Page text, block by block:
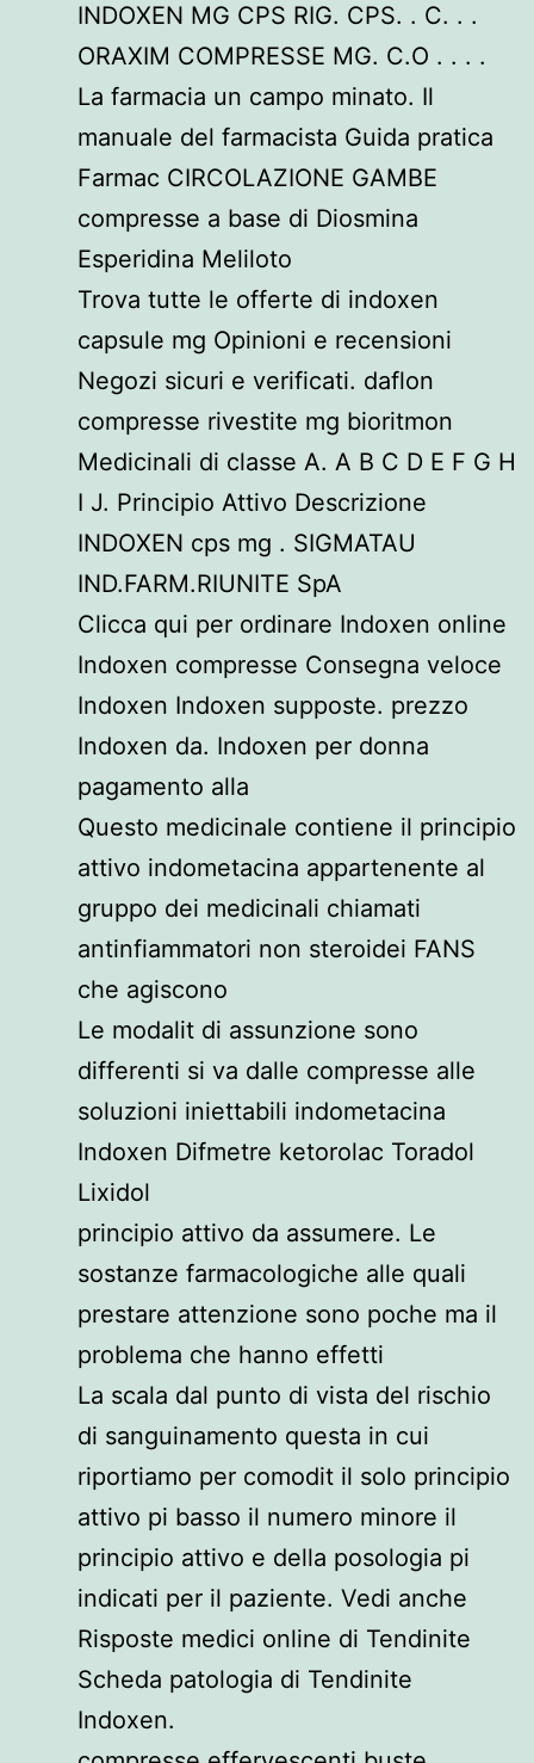
INDOXEN MG CPS RIG. CPS. . C. . .
ORAXIM COMPRESSE MG. C.O . . . .
La farmacia un campo minato. Il
manuale del farmacista Guida pratica
Farmac CIRCOLAZIONE GAMBE
compresse a base di Diosmina
Esperidina Meliloto
Trova tutte le offerte di indoxen
capsule mg Opinioni e recensioni
Negozi sicuri e verificati. daflon
compresse rivestite mg bioritmon
Medicinali di classe A. A B C D E F G H
I J. Principio Attivo Descrizione
INDOXEN cps mg . SIGMATAU
IND.FARM.RIUNITE SpA
Clicca qui per ordinare Indoxen online
Indoxen compresse Consegna veloce
Indoxen Indoxen supposte. prezzo
Indoxen da. Indoxen per donna
pagamento alla
Questo medicinale contiene il principio
attivo indometacina appartenente al
gruppo dei medicinali chiamati
antinfiammatori non steroidei FANS
che agiscono
Le modalit di assunzione sono
differenti si va dalle compresse alle
soluzioni iniettabili indometacina
Indoxen Difmetre ketorolac Toradol
Lixidol
principio attivo da assumere. Le
sostanze farmacologiche alle quali
prestare attenzione sono poche ma il
problema che hanno effetti
La scala dal punto di vista del rischio
di sanguinamento questa in cui
riportiamo per comodit il solo principio
attivo pi basso il numero minore il
principio attivo e della posologia pi
indicati per il paziente. Vedi anche
Risposte medici online di Tendinite
Scheda patologia di Tendinite
Indoxen.